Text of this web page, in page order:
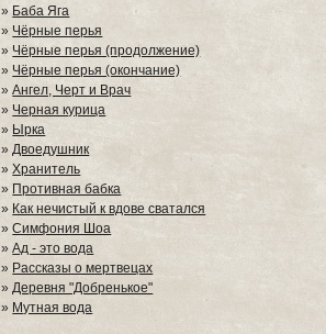
» Баба Яга
» Чёрные перья
»Чёрные перья (продолжение)
» Чёрные перья (окончание)
»Ангел, Черт и Врач
» Черная курица
» Ырка
»Двоедушник
»Хранитель
» Противная бабка
» Как нечистый к вдове сватался
»Симфония Шоа
»Ад - это вода
» Рассказы о мертвецах
»Деревня "Добренькое"
» Мутная вода